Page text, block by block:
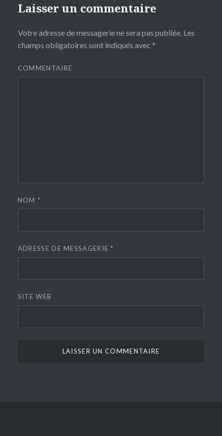
Laisser un commentaire
Votre adresse de messagerie ne sera pas publiée.Les
champs obligatoires sont indiqués avec *
COMMENTAIRE
NOM*
ADRESSE DE MESSAGERIE*
SITE WEB